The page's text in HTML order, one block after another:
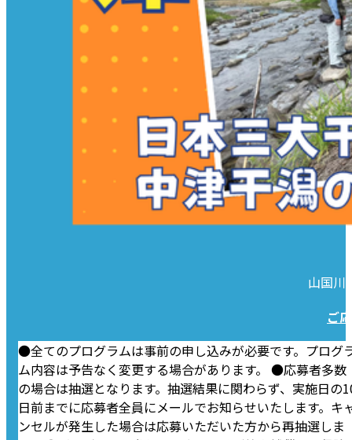
山国川
ご
●全てのプログラムは事前の申し込みが必要です。プログ
ム内容は予告なく変更する場合があります。 ●応募者多数
の場合は抽選となります。抽選結果に関わらず、実施日の
日前までに応募者全員にメールでお知らせいたします。キ
ンセルが発生した場合は応募いただいた方から再抽選しま